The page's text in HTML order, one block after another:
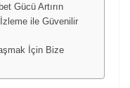
Gücü Artırın
ile Güvenilir
İçin Bize